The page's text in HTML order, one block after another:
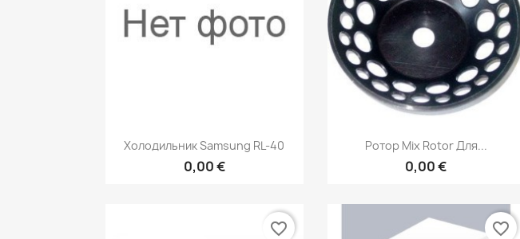
Быстрый просмотр
Холодильник Samsung RL-40
0,00 €
Быстрый просмотр
Ротор Mix Rotor Для...
0,00 €
favorite_border favorite_border